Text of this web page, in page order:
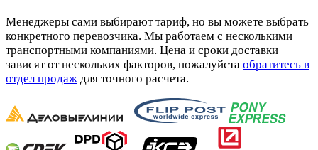
Менеджеры сами выбирают тариф, но вы можете выбрать
конкретного перевозчика. Мы работаем с несколькими
транспортными компаниями. Цена и сроки доставки
зависят от нескольких факторов, пожалуйста обратитесь в
отдел продаж для точного расчета.